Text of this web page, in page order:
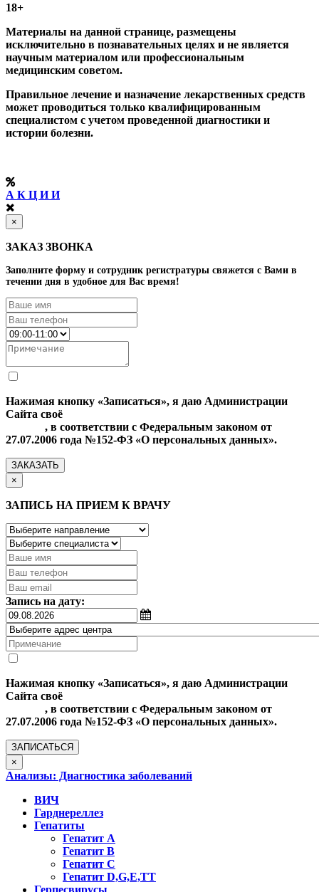
18+
Материалы на данной странице, размещены
исключительно в познавательных целях и не является
научным материалом или профессиональным
медицинским советом.
Правильное лечение и назначение лекарственных средств
может проводиться только квалифицированным
специалистом с учетом проведенной диагностики и
истории болезни.
А К Ц И И
×
ЗАКАЗ ЗВОНКА
Заполните форму и сотрудник регистратуры свяжется с Вами в
течении дня в удобное для Вас время!
Нажимая кнопку «Записаться», я даю Администрации
Сайта своё
, в соответствии с Федеральным законом от
27.07.2006 года №152-ФЗ «О персональных данных».
ЗАКАЗАТЬ
×
ЗАПИСЬ НА ПРИЕМ К ВРАЧУ
Запись на дату:
Нажимая кнопку «Записаться», я даю Администрации
Сайта своё
, в соответствии с Федеральным законом от
27.07.2006 года №152-ФЗ «О персональных данных».
ЗАПИСАТЬСЯ
×
Анализы: Диагностика заболеваний
ВИЧ
Гарднереллез
Гепатиты
Гепатит А
Гепатит В
Гепатит С
Гепатит D,G,Е,ТТ
Герпесвирусы